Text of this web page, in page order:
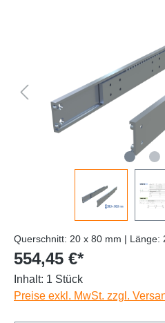
Querschnitt: 20 x 80 mm | Länge:
554,45 €*
Inhalt: 1 Stück
Preise exkl. MwSt. zzgl.